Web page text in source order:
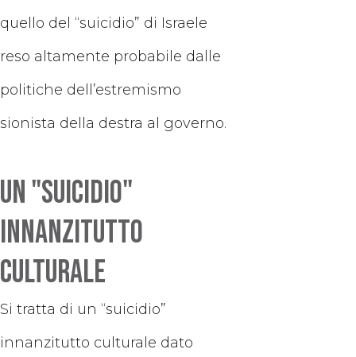
quello del “suicidio” di Israele
reso altamente probabile dalle
politiche dell’estremismo
sionista della destra al governo.
Un "suicidio"
innanzitutto
culturale
Si tratta di un “suicidio”
innanzitutto culturale dato